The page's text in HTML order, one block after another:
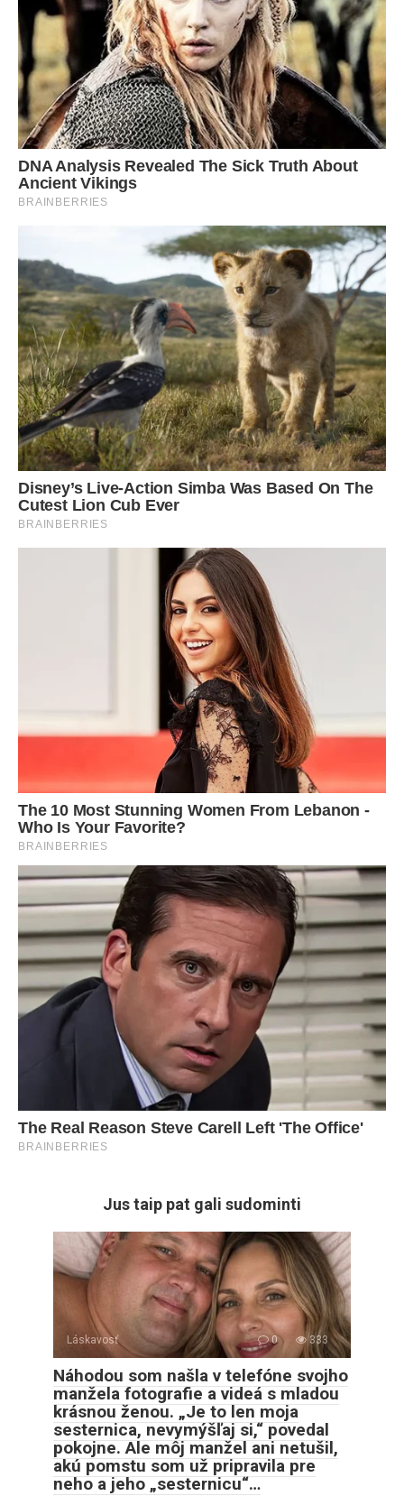
Jus taip pat gali sudominti
Láskavosť 0 333
Náhodou som našla v telefóne svojho
manžela fotografie a videá s mladou
krásnou ženou. „Je to len moja
sesternica, nevymýšľaj si,“ povedal
pokojne. Ale môj manžel ani netušil,
akú pomstu som už pripravila pre
neho a jeho „sesternicu“…